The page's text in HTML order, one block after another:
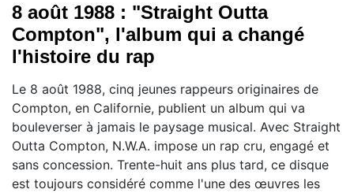
8 août 1988 : "Straight Outta
Compton", l'album qui a changé
l'histoire du rap
Le 8 août 1988, cinq jeunes rappeurs originaires de
Compton, en Californie, publient un album qui va
bouleverser à jamais le paysage musical. Avec Straight
Outta Compton, N.W.A. impose un rap cru, engagé et
sans concession. Trente-huit ans plus tard, ce disque
est toujours considéré comme l'une des œuvres les